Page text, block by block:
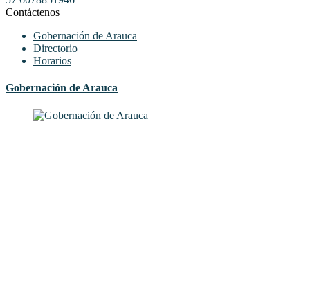
Contáctenos
Gobernación de Arauca
Directorio
Horarios
Gobernación de Arauca